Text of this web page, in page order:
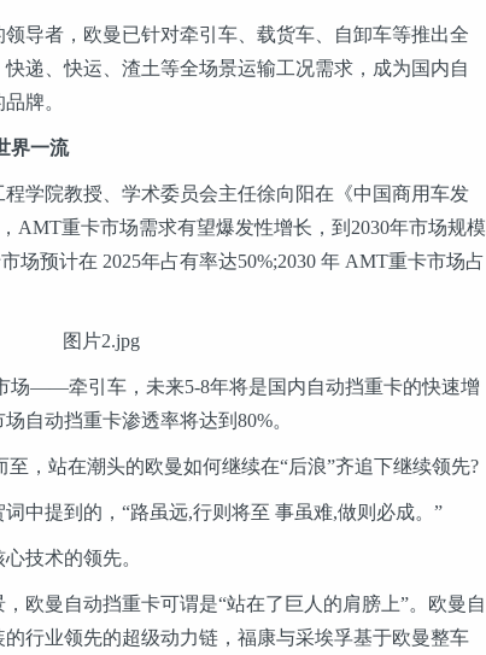
者，欧曼已针对牵引车、载货车、自卸车等推出全
递、快运、渣土等全场景运输工况需求，成为国内自
牌。
界一流
院教授、学术委员会主任徐向阳在《中国商用车发
AMT重卡市场需求有望爆发性增长，到2030年市场规模
场预计在 2025年占有率达50%;2030 年 AMT重卡市场占
——牵引车，未来5-8年将是国内自动挡重卡的快速增
自动挡重卡渗透率将达到80%。
站在潮头的欧曼如何继续在“后浪”齐追下继续领先?
提到的，“路虽远,行则将至 事虽难,做则必成。”
技术的领先。
曼自动挡重卡可谓是“站在了巨人的肩膀上”。欧曼自
行业领先的超级动力链，福康与采埃孚基于欧曼整车